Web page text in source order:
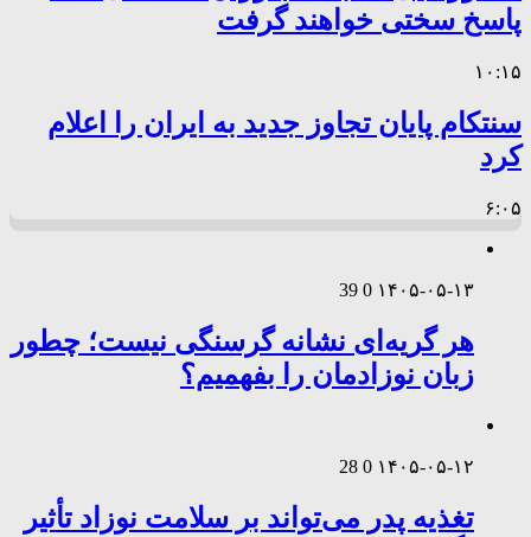
پاسخ سختی خواهند گرفت
۱۰:۱۵
سنتکام پایان تجاوز جدید به ایران را اعلام
کرد
۶:۰۵
۱۴۰۵-۰۵-۱۳ 0
39
هر گریه‌ای نشانه گرسنگی نیست؛ چطور
زبان نوزادمان را بفهمیم؟
۱۴۰۵-۰۵-۱۲ 0
28
تغذیه پدر می‌تواند بر سلامت نوزاد تأثیر